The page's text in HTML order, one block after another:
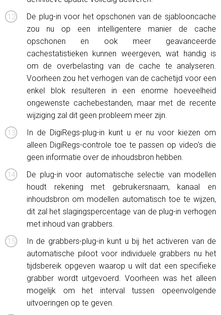
De plug-in voor het opschonen van de sjablooncache
zou nu op een intelligentere manier de cache
opschonen en ook meer geavanceerde
cachestatistieken kunnen weergeven, wat handig is
om de overbelasting van de cache te analyseren.
Voorheen zou het verhogen van de cachetijd voor een
enkel blok resulteren in een enorme hoeveelheid
ongewenste cachebestanden, maar met de recente
wijziging zal dit geen probleem meer zijn.
In de DigiRegs-plug-in kunt u er nu voor kiezen om
alleen DigiRegs-controle toe te passen op video's die
geen informatie over de inhoudsbron hebben.
De plug-in voor automatische selectie van modellen
houdt rekening met gebruikersnaam, kanaal en
inhoudsbron om modellen automatisch toe te wijzen,
dit zal het slagingspercentage van de plug-in verhogen
met inhoud van grabbers.
In de grabbers-plug-in kunt u bij het activeren van de
automatische piloot voor individuele grabbers nu het
tijdsbereik opgeven waarop u wilt dat een specifieke
grabber wordt uitgevoerd. Voorheen was het alleen
mogelijk om het interval tussen opeenvolgende
uitvoeringen op te geven.